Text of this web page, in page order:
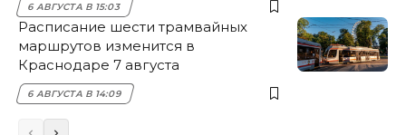
6 АВГУСТА В 15:03
Расписание шести трамвайных
маршрутов изменится в
Краснодаре 7 августа
6 АВГУСТА В 14:09